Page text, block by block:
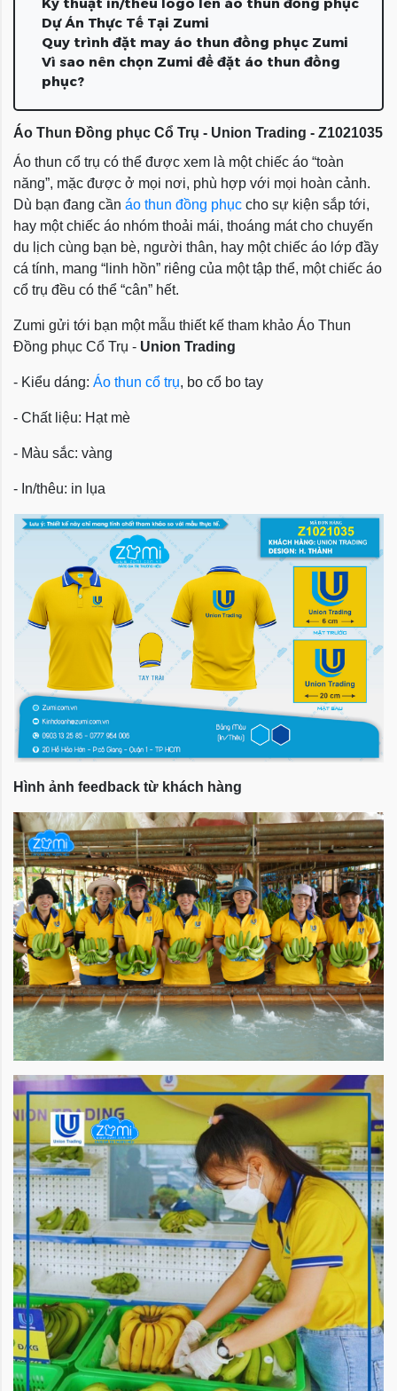
Dự Án Thực Tế Tại Zumi
Quy trình đặt may áo thun đồng phục Zumi
Vì sao nên chọn Zumi để đặt áo thun đồng
phục?
Áo Thun Đồng phục Cổ Trụ - Union Trading - Z1021035
Áo thun cổ trụ có thể được xem là một chiếc áo “toàn
năng”, mặc được ở mọi nơi, phù hợp với mọi hoàn cảnh.
Dù bạn đang cần áo thun đồng phục cho sự kiện sắp tới,
hay một chiếc áo nhóm thoải mái, thoáng mát cho chuyến
du lịch cùng bạn bè, người thân, hay một chiếc áo lớp đầy
cá tính, mang “linh hồn” riêng của một tập thể, một chiếc áo
cổ trụ đều có thể “cân” hết.
Zumi gửi tới bạn một mẫu thiết kế tham khảo Áo Thun
Đồng phục Cổ Trụ - Union Trading
- Kiểu dáng: Áo thun cổ trụ, bo cổ bo tay
- Chất liệu: Hạt mè
- Màu sắc: vàng
- In/thêu: in lụa
Hình ảnh feedback từ khách hàng